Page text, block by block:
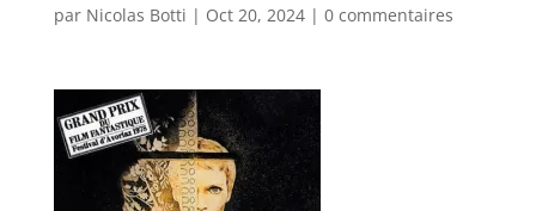
par Nicolas Botti | Oct 20, 2024| 0 commentaires